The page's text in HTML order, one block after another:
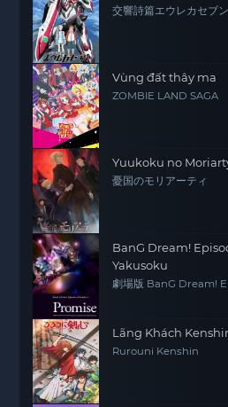
交響詩篇エウレカセブン
Vùng đất thây ma
ZOMBIE LAND SAGA
Yuukoku no
憂国のモリアーティ
BanG Dream!
Yakusoku
劇場版 BanG Dream!
Lãng Khách
Rurouni Kenshin